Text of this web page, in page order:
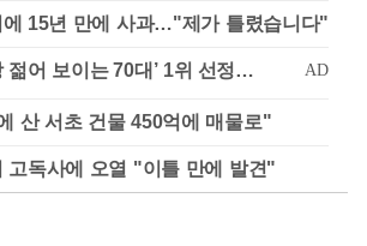
에 15년 만에 사과…"제가 틀렸습니다"
산 서초 건물 450억에 매물로"
고독사에 오열 "이틀 만에 발견"